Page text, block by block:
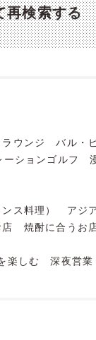
再検索する
ウンジ バル・
ーションゴルフ
ス料理） アジ
焼酎に合うお
楽しむ 深夜営業